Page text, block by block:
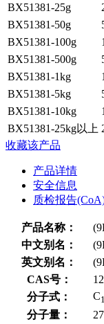
BX51381-25g
BX51381-50g
BX51381-100g
BX51381-500g
BX51381-1kg
BX51381-5kg
BX51381-10kg
BX51381-25kg以上
收藏该产品
产品详情
安全信息
质检报告
产品名称：
中文别名：
英文别名：
CAS号：
分子式：
C
分子量：